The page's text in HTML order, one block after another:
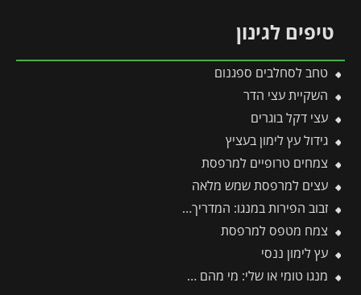
טיפים לגינון
טחב לסחלבים ספגנום
השקיית עצי הדר
עצי דקל בוגרים
גידול עץ לימון בעציץ
צמחים טרופיים למרפסת
עצים למרפסת שמש מלאה
זבוב הפירות במנגו: המדריך המלא להגנה על היבול מפני עקיצות וריקבון
צמח מטפס למרפסת
עץ לימון ננסי
מנגו טומי או שלי: מי מהם מנצח והאם בכלל כדאי לגדל אותם?